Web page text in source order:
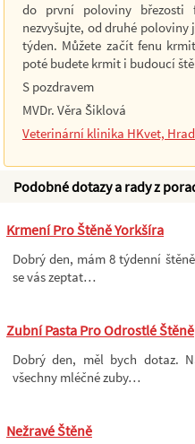
do první poloviny březosti
nezvyšujte, od druhé poloviny
týden. Můžete začít fenu
poté budete krmit i budoucí
S pozdravem
MVDr. Věra Šiklová
Veterinární klinika HKvet,
Podobné dotazy a rady z
Krmení Pro Štěně Yorkšíra
Dobrý den, mám 8 týdenní
se vás zeptat…
Zubní Pasta Pro Odrostlé Štěně
Dobrý den, měl bych dotaz.
všechny mléčné zuby…
Nežravé Štěně